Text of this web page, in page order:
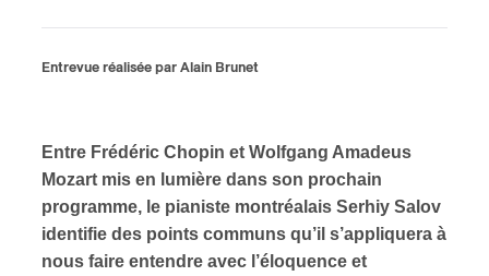
Entrevue réalisée par Alain Brunet
Entre Frédéric Chopin et Wolfgang Amadeus
Mozart mis en lumière dans son prochain
programme, le pianiste montréalais Serhiy Salov
identifie des points communs qu’il s’appliquera à
nous faire entendre avec l’éloquence et